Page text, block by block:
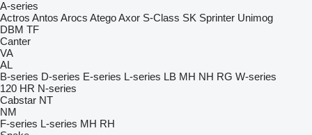
A-series
Actros Antos Arocs AtegoAxor S-Class SK Sprinter Unimog
DBM TF
Canter
VA
AL
B-series D-series E-series L-series LB MH NH RG W-series
120 HR N-series
Cabstar NT
NM
F-series L-series MH RH